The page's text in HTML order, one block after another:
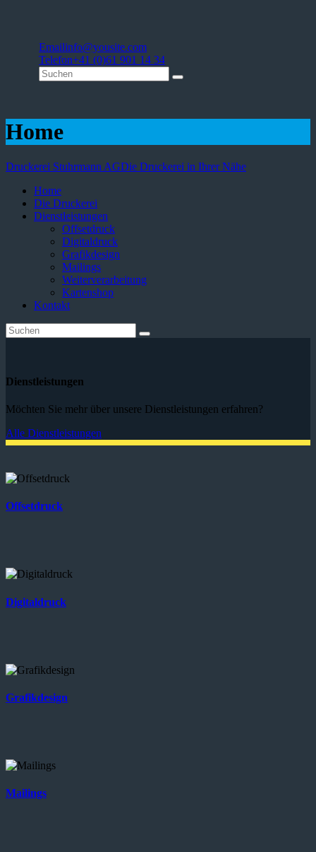
Emailinfo@yousite.com
Telefon+41 (0)61 901 14 34
Home
Druckerei Stuhrmann AGDie Druckerei in Ihrer Nähe
Home
Die Druckerei
Dienstleistungen
Offsetdruck
Digitaldruck
Grafikdesign
Mailings
Weiterverarbeitung
Kartenshop
Kontakt
Dienstleistungen
Möchten Sie mehr über unsere Dienstleistungen erfahren?
Alle Dienstleistungen
Offsetdruck
Digitaldruck
Grafikdesign
Mailings